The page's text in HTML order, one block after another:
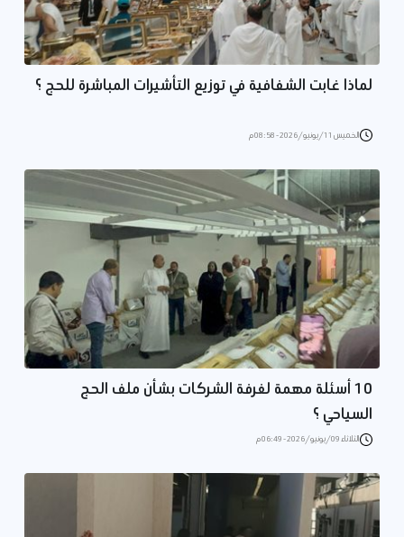
لماذا غابت الشفافية في توزيع التأشيرات المباشرة للحج ؟
الخميس 11/يونيو/2026 - 08:58 م
10 أسئلة مهمة لغرفة الشركات بشأن ملف الحج
السياحي ؟
الثلاثاء 09/يونيو/2026 - 06:49 م